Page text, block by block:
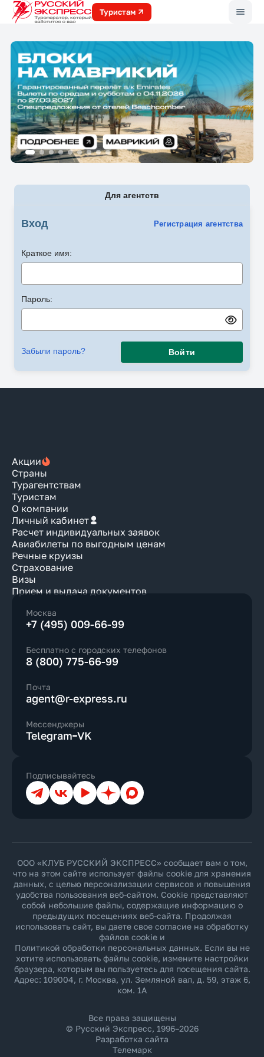
Туристам
Для агентств
Вход Регистрация агентства
Краткое имя:
Пароль:
Забыли пароль? Войти
Акции
Страны
Турагентствам
Туристам
О компании
Личный кабинет
Расчет индивидуальных заявок
Авиабилеты по выгодным ценам
Речные круизы
Страхование
Визы
Прием и выдача документов
Москва
+7 (495) 009-66-99
Бесплатно с городских телефонов
8 (800) 775-66-99
Почта
agent@r-express.ru
Мессенджеры
Telegram VK
Подписывайтесь
ТелеграмВКонтакте
YouTubeДзен Max
ООО «КЛУБ РУССКИЙ ЭКСПРЕСС» сообщает вам о том,
что на этом сайте использует файлы cookie для хранения
данных, с целью персонализации сервисов и повышения
удобства пользования веб-сайтом. Cookie представляют
собой небольшие файлы, содержащие информацию о
предыдущих посещениях веб-сайта. Продолжая
использовать сайт, вы даете свое согласие на обработку
файлов cookie и
Политикой обработки персональных данных. Если вы не
хотите использовать файлы cookie, измените настройки
браузера, которым вы пользуетесь для посещения сайта.
Адрес: 109004, г. Москва, ул. Земляной вал, д. 59, этаж 6,
ком. 1А
Все права защищены
© Русский Экспресс, 1996–2026
Разработка сайта
Телемарк